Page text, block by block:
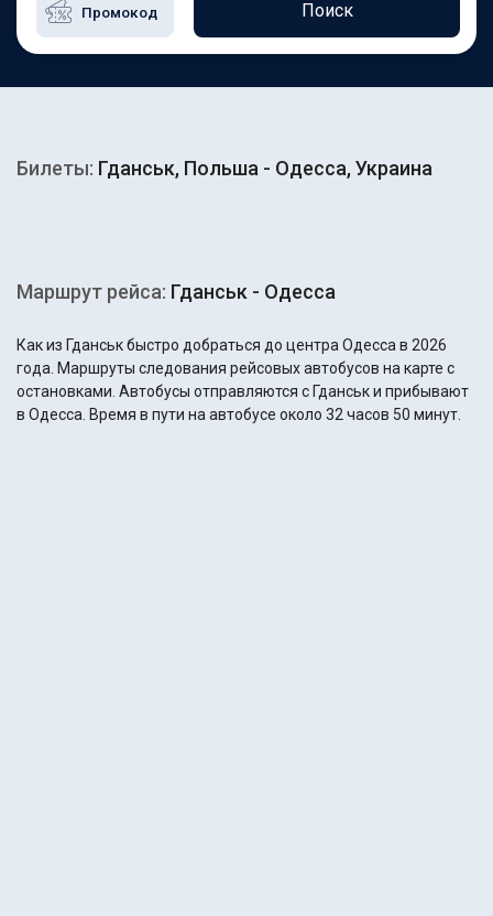
Поиск
Билеты: Гданськ, Польша - Одесса, Украина
Маршрут рейса: Гданськ - Одесса
Как из Гданськ быстро добраться до центра Одесса в 2026
года. Маршруты следования рейсовых автобусов на карте с
остановками. Автобусы отправляются с Гданськ и прибывают
в Одесса. Время в пути на автобусе около 32 часов 50 минут.